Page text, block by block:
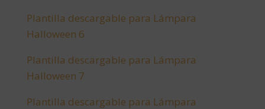
Plantilla descargable para Lámpara
Halloween 6
Plantilla descargable para Lámpara
Halloween 7
Plantilla descargable para Lámpara